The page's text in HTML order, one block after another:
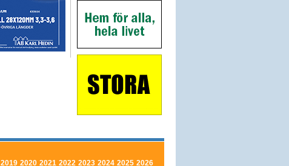
2019 2020 2021 2022 2023 2024 2025 2026